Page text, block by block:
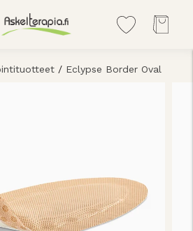
/ Eclypse Border Oval